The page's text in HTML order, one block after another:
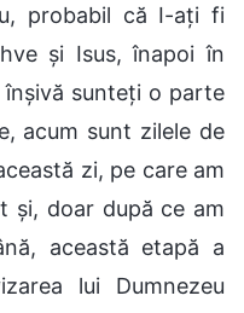
probabil că I-ați fi
și Isus, înapoi în
sunteți o parte
acum sunt zilele de
zi, pe care am
și, doar după ce am
această etapă a
lui Dumnezeu